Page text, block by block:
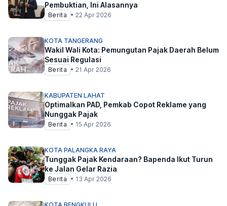
Pembuktian, Ini Alasannya
Berita • 22 Apr 2026
KOTA TANGERANG
Wakil Wali Kota: Pemungutan Pajak Daerah Belum
Sesuai Regulasi
Berita • 21 Apr 2026
KABUPATEN LAHAT
Optimalkan PAD, Pemkab Copot Reklame yang
Nunggak Pajak
Berita • 15 Apr 2026
KOTA PALANGKA RAYA
Tunggak Pajak Kendaraan? Bapenda Ikut Turun
ke Jalan Gelar Razia
Berita • 13 Apr 2026